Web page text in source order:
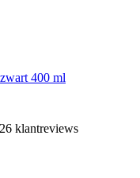
400 ml
klantreviews